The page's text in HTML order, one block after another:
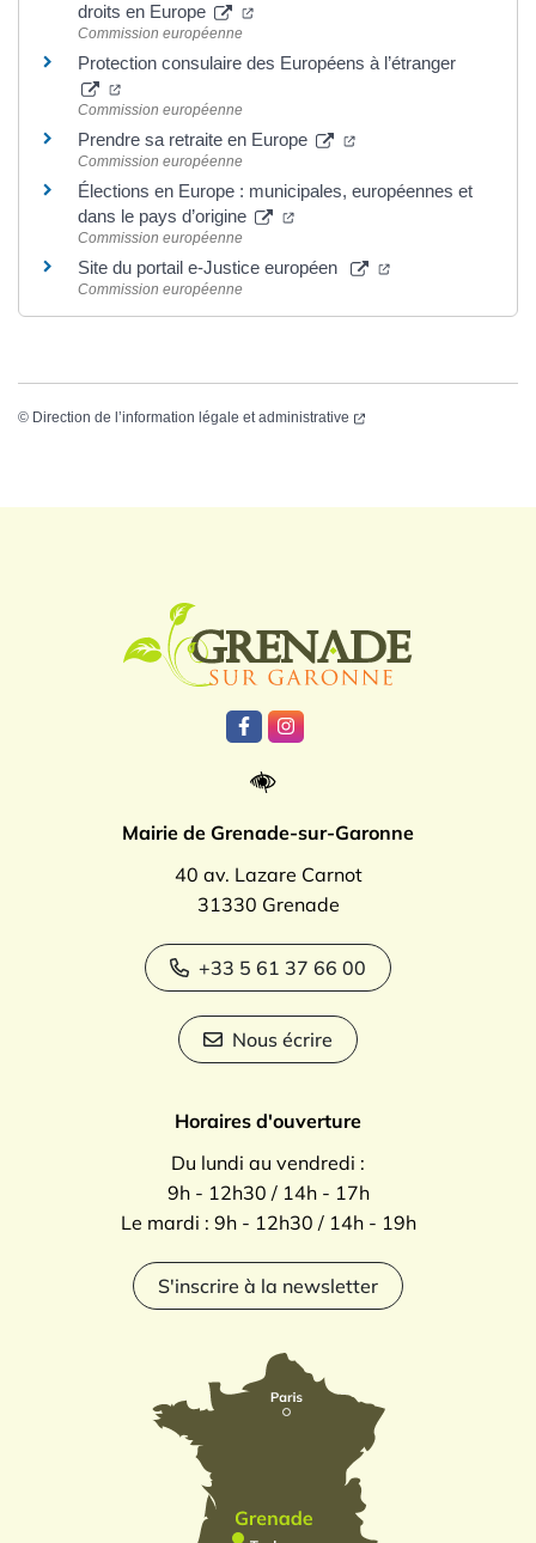
droits en Europe
Commission européenne
Protection consulaire des Européens à l’étranger
Commission européenne
Prendre sa retraite en Europe
Commission européenne
Élections en Europe : municipales, européennes et
dans le pays d’origine
Commission européenne
Site du portail e-Justice européen
Commission européenne
© Direction de l’information légale et administrative
Lien vers le compte Facebook
Lien vers le compte
Mairie de Grenade-sur-Garonne
40 av. Lazare Carnot
31330 Grenade
+33 5 61 37 66 00
Nous écrire
Horaires d'ouverture
Du lundi au vendredi :
9h - 12h30 / 14h - 17h
Le mardi : 9h - 12h30 / 14h - 19h
S'inscrire à la newsletter